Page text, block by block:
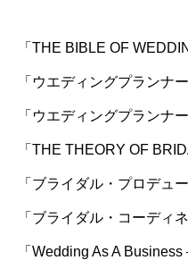
「THE BIBLE OF
「ウエディングプランナ
「ウエディングプランナ
「THE THEORY OF
「ブライダル・プロデュー
「ブライダル・コーディネ
「Wedding As A